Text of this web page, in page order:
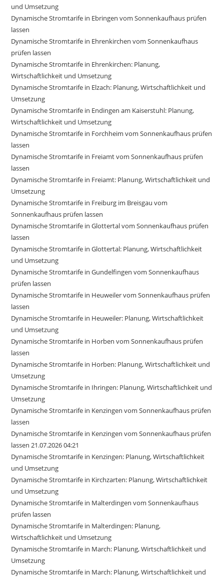
und Umsetzung
Dynamische Stromtarife in Ebringen vom Sonnenkaufhaus prüfen
lassen
Dynamische Stromtarife in Ehrenkirchen vom Sonnenkaufhaus
prüfen lassen
Dynamische Stromtarife in Ehrenkirchen: Planung,
Wirtschaftlichkeit und Umsetzung
Dynamische Stromtarife in Elzach: Planung, Wirtschaftlichkeit und
Umsetzung
Dynamische Stromtarife in Endingen am Kaiserstuhl: Planung,
Wirtschaftlichkeit und Umsetzung
Dynamische Stromtarife in Forchheim vom Sonnenkaufhaus prüfen
lassen
Dynamische Stromtarife in Freiamt vom Sonnenkaufhaus prüfen
lassen
Dynamische Stromtarife in Freiamt: Planung, Wirtschaftlichkeit und
Umsetzung
Dynamische Stromtarife in Freiburg im Breisgau vom
Sonnenkaufhaus prüfen lassen
Dynamische Stromtarife in Glottertal vom Sonnenkaufhaus prüfen
lassen
Dynamische Stromtarife in Glottertal: Planung, Wirtschaftlichkeit
und Umsetzung
Dynamische Stromtarife in Gundelfingen vom Sonnenkaufhaus
prüfen lassen
Dynamische Stromtarife in Heuweiler vom Sonnenkaufhaus prüfen
lassen
Dynamische Stromtarife in Heuweiler: Planung, Wirtschaftlichkeit
und Umsetzung
Dynamische Stromtarife in Horben vom Sonnenkaufhaus prüfen
lassen
Dynamische Stromtarife in Horben: Planung, Wirtschaftlichkeit und
Umsetzung
Dynamische Stromtarife in Ihringen: Planung, Wirtschaftlichkeit und
Umsetzung
Dynamische Stromtarife in Kenzingen vom Sonnenkaufhaus prüfen
lassen
Dynamische Stromtarife in Kenzingen vom Sonnenkaufhaus prüfen
lassen 21.07.2026 04:21
Dynamische Stromtarife in Kenzingen: Planung, Wirtschaftlichkeit
und Umsetzung
Dynamische Stromtarife in Kirchzarten: Planung, Wirtschaftlichkeit
und Umsetzung
Dynamische Stromtarife in Malterdingen vom Sonnenkaufhaus
prüfen lassen
Dynamische Stromtarife in Malterdingen: Planung,
Wirtschaftlichkeit und Umsetzung
Dynamische Stromtarife in March: Planung, Wirtschaftlichkeit und
Umsetzung
Dynamische Stromtarife in March: Planung, Wirtschaftlichkeit und